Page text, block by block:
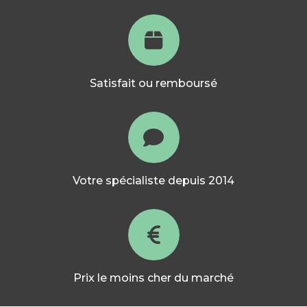
Satisfait ou remboursé
Votre spécialiste depuis 2014
Prix le moins cher du marché